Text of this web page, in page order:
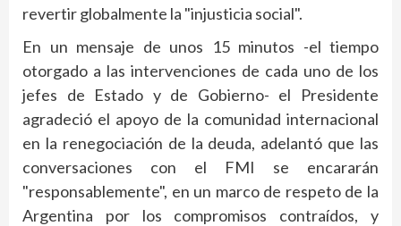
revertir globalmente la "injusticia social".
En un mensaje de unos 15 minutos -el tiempo
otorgado a las intervenciones de cada uno de los
jefes de Estado y de Gobierno- el Presidente
agradeció el apoyo de la comunidad internacional
en la renegociación de la deuda, adelantó que las
conversaciones con el FMI se encararán
"responsablemente", en un marco de respeto de la
Argentina por los compromisos contraídos, y